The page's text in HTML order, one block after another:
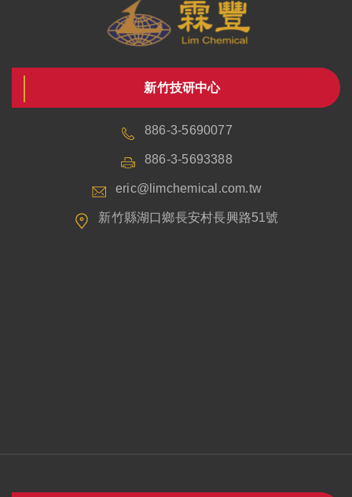
新竹技研中心
886-3-5690077
886-3-5693388
eric@limchemical.com.tw
新竹縣湖口鄉長安村長興路51號